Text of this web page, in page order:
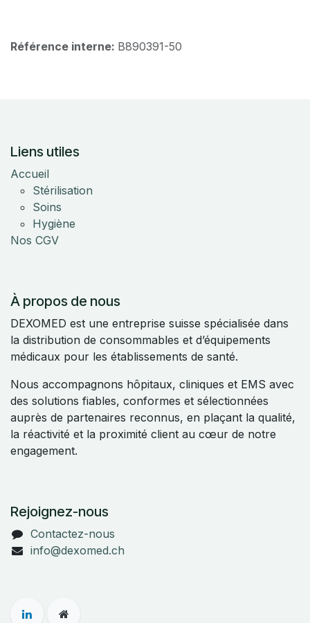
Référence interne: B890391-50
Liens utiles
Accueil
Stérilisation
Soins
Hygiène
Nos CGV
À propos de nous
DEXOMED est une entreprise suisse spécialisée dans
la distribution de consommables et d’équipements
médicaux pour les établissements de santé.
Nous accompagnons hôpitaux, cliniques et EMS avec
des solutions fiables, conformes et sélectionnées
auprès de partenaires reconnus, en plaçant la qualité,
la réactivité et la proximité client au cœur de notre
engagement.
Rejoignez-nous
Contactez-nous
info@dexomed.ch